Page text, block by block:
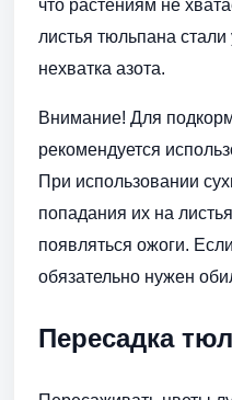
что растениям не
листья тюльпана
нехватка азота.
Внимание! Для
рекомендуется
При использовании
попадания их на
появляться ожоги.
обязательно нужен
Пересадка